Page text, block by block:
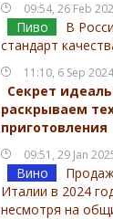
09:54, 26 Feb
Пиво
В
стандарт
11:10, 6 Sep 2024
Секрет
раскрываем
приготовления
09:51, 29 Jan
Вино
Италии в 2024
несмотря на